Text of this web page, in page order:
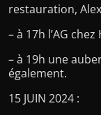
restauration,
– à 17h l’AG
– à 19h une
également.
15 JUIN 2024 :